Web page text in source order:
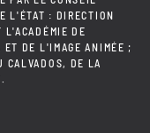
L'ÉTAT : DIRECTION
L'ACADÉMIE DE
ET DE L'IMAGE ANIMÉE ;
CALVADOS, DE LA